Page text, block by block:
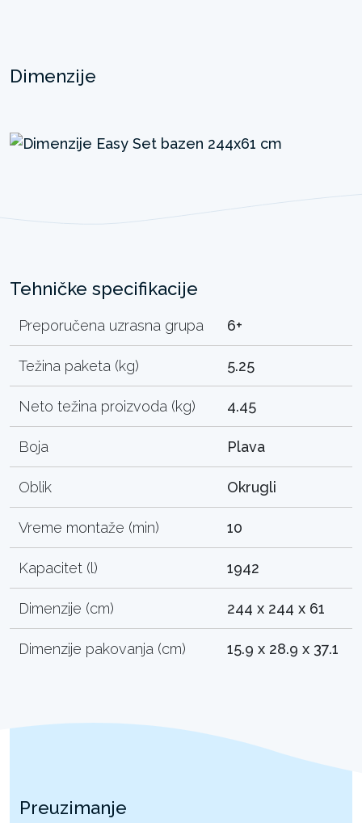
Dimenzije
Tehničke specifikacije
Preporučena uzrasna grupa 6+
Težina paketa (kg) 5.25
Neto težina proizvoda (kg) 4.45
Boja Plava
Oblik Okrugli
Vreme montaže (min) 10
Kapacitet (l) 1942
Dimenzije (cm) 244 x 244 x 61
Dimenzije pakovanja (cm) 15.9 x 28.9 x 37.1
Preuzimanje